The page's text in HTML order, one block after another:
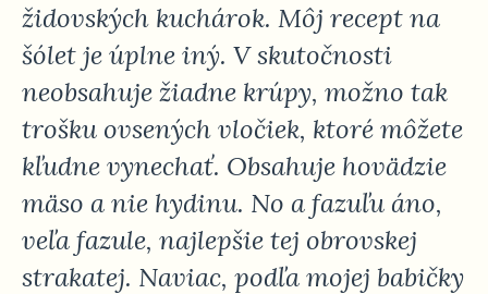
židovských kuchárok. Môj recept na
šólet je úplne iný. V skutočnosti
neobsahuje žiadne krúpy, možno tak
trošku ovsených vločiek, ktoré môžete
kľudne vynechať. Obsahuje hovädzie
mäso a nie hydinu. No a fazuľu áno,
veľa fazule, najlepšie tej obrovskej
strakatej. Naviac, podľa mojej babičky